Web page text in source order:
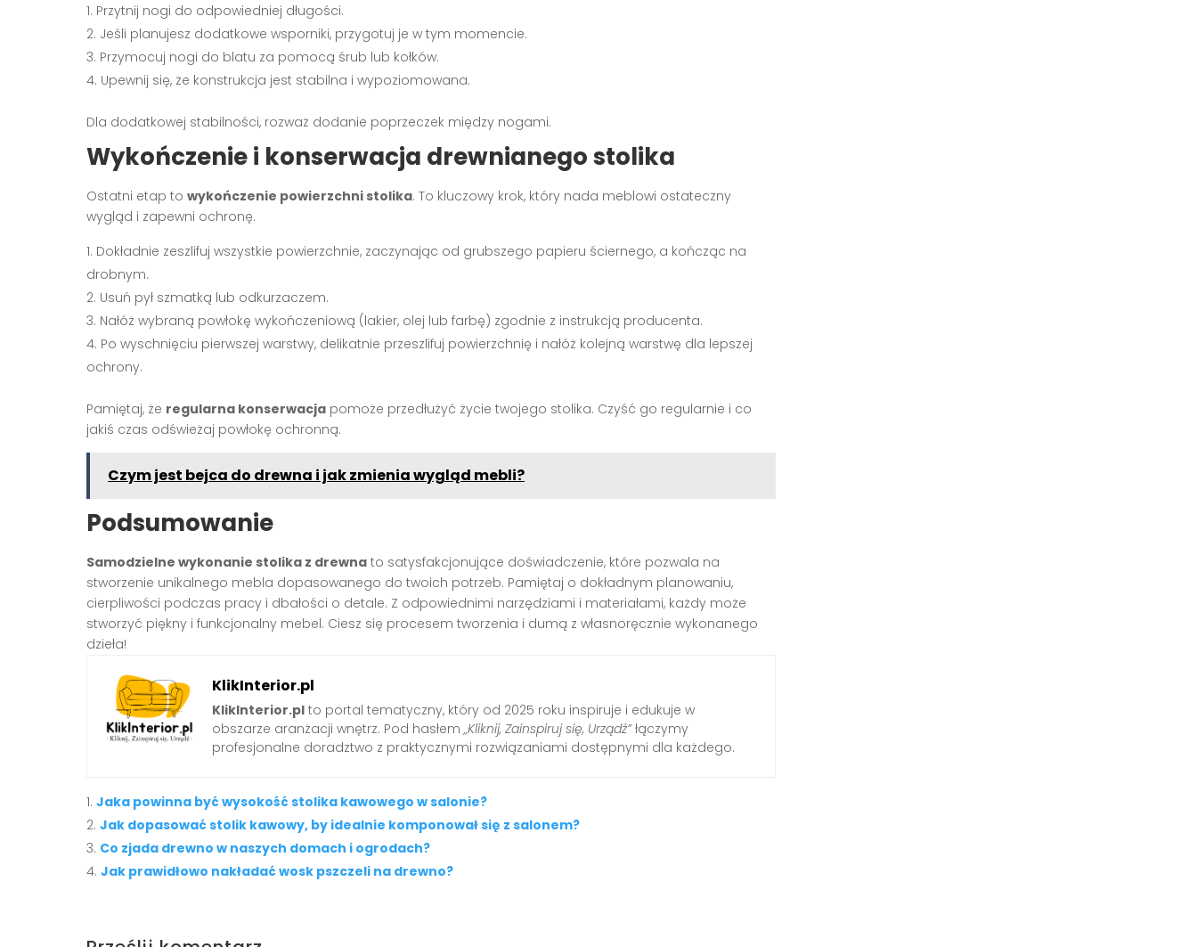
Przytnij nogi do odpowiedniej długości.
Jeśli planujesz dodatkowe wsporniki, przygotuj je w tym momencie.
Przymocuj nogi do blatu za pomocą śrub lub kołków.
Upewnij się, że konstrukcja jest stabilna i wypoziomowana.
Dla dodatkowej stabilności, rozważ dodanie poprzeczek między nogami.
Wykończenie i konserwacja drewnianego stolika
Ostatni etap to wykończenie powierzchni stolika. To kluczowy krok, który nada meblowi ostateczny
wygląd i zapewni ochronę.
Dokładnie zeszlifuj wszystkie powierzchnie, zaczynając od grubszego papieru ściernego, a kończąc na
drobnym.
Usuń pył szmatką lub odkurzaczem.
Nałóż wybraną powłokę wykończeniową (lakier, olej lub farbę) zgodnie z instrukcją producenta.
Po wyschnięciu pierwszej warstwy, delikatnie przeszlifuj powierzchnię i nałóż kolejną warstwę dla lepszej
ochrony.
Pamiętaj, że regularna konserwacja pomoże przedłużyć życie twojego stolika. Czyść go regularnie i co
jakiś czas odświeżaj powłokę ochronną.
Czym jest bejca do drewna i jak zmienia wygląd mebli?
Podsumowanie
Samodzielne wykonanie stolika z drewna to satysfakcjonujące doświadczenie, które pozwala na
stworzenie unikalnego mebla dopasowanego do twoich potrzeb. Pamiętaj o dokładnym planowaniu,
cierpliwości podczas pracy i dbałości o detale. Z odpowiednimi narzędziami i materiałami, każdy może
stworzyć piękny i funkcjonalny mebel. Ciesz się procesem tworzenia i dumą z własnoręcznie wykonanego
dzieła!
KlikInterior.pl
KlikInterior.pl to portal tematyczny, który od 2025 roku inspiruje i edukuje w
obszarze aranżacji wnętrz. Pod hasłem „Kliknij, Zainspiruj się, Urządź”łączymy
profesjonalne doradztwo z praktycznymi rozwiązaniami dostępnymi dla każdego.
Jaka powinna być wysokość stolika kawowego w salonie?
Jak dopasować stolik kawowy, by idealnie komponował się z salonem?
Co zjada drewno w naszych domach i ogrodach?
Jak prawidłowo nakładać wosk pszczeli na drewno?